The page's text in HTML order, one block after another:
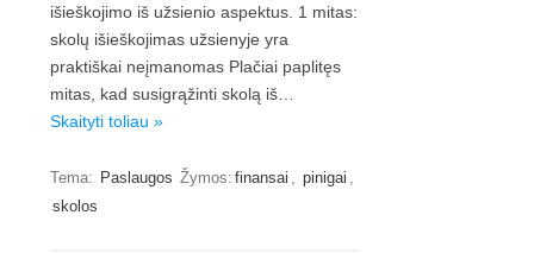
išieškojimo iš užsienio aspektus. 1 mitas:
skolų išieškojimas užsienyje yra
praktiškai neįmanomas Plačiai paplitęs
mitas, kad susigrąžinti skolą iš…
Skaityti toliau »
Tema: Paslaugos Žymos: finansai , pinigai ,
skolos